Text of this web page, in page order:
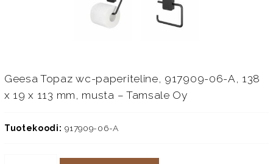
Geesa Topaz wc-paperiteline, 917909-06-A, 138
x 19 x 113 mm, musta – Tamsale Oy
Tuotekoodi: 917909-06-A